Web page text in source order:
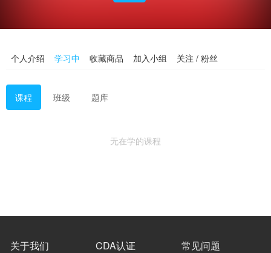
个人介绍 学习中 收藏商品 加入小组 关注 / 粉丝
课程 班级 题库
无在学的课程
关于我们 CDA认证 常见问题